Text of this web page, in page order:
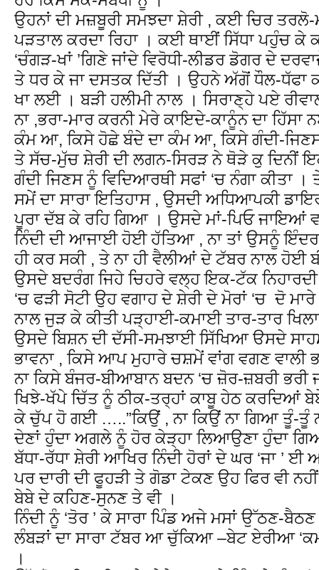
ਉਹਨਾਂ ਦੀ ਮਜ਼ਬੂਰੀ ਸਮਝਦਾ ਸ਼ੇਰੀ , ਕਈ ਚਿਰ
ਪੜਤਾਲ ਕਰਦਾ ਰਿਹਾ । ਕਈ ਥਾਈਂ ਸਿੱਧਾ ਪਹੁੰਚ
‘ਚੰਗੜ-ਖਾਂ ’ਗਿਣੇ ਜਾਂਦੇ ਵਿਰੋਧੀ-ਲੀਡਰ ਡੋਗਰ ਦੇ
ਤੇ ਧਰ ਕੇ ਜਾ ਦਸਤਕ ਦਿੱਤੀ । ਉਹਨੇ ਅੱਗੋਂ ਧੌਲ-ਧੱਫਾ
ਖਾ ਲਈ । ਬੜੀ ਹਲੀਮੀ ਨਾਲ । ਸਿਰਾਣ੍ਹੇ ਪਏ
ਨਾ ,ਭਰਾ-ਮਾਰ ਕਰਨੀ ਮੇਰੇ ਕਾਇਦੇ-ਕਾਨੂੰਨ ਦਾ
ਕੰਮ ਆ, ਕਿਸੇ ਹੋਛੇ ਬੰਦੇ ਦਾ ਕੰਮ ਆ, ਕਿਸੇ ਗੰਦੀ-
ਤੇ ਸੱਚ-ਮੁੱਚ ਸ਼ੇਰੀ ਦੀ ਲਗਨ-ਸਿਰੜ ਨੇ ਥੋੜੇ ਕੁ ਦਿਨੀਂ
ਗੰਦੀ ਜਿਣਸ ਨੂੰ ਵਿਦਿਆਰਥੀ ਸਫਾਂ ‘ਚ ਨੰਗਾ ਕੀਤਾ
ਸਮੇਂ ਦਾ ਸਾਰਾ ਇਤਿਹਾਸ , ਉਸਦੀ ਅਧਿਆਪਕੀ
ਪੂਰਾ ਦੱਬ ਕੇ ਰਹਿ ਗਿਆ । ਉਸਦੇ ਮਾਂ-ਪਿਓ ਜਾਇਆਂ
ਨਿੰਦੀ ਦੀ ਆਜਾਈ ਹੋਈ ਹੱਤਿਆ , ਨਾ ਤਾਂ ਉਸਨੂੰ
ਹੀ ਕਰ ਸਕੀ , ਤੇ ਨਾ ਹੀ ਵੈਲੀਆਂ ਦੇ ਟੱਬਰ ਨਾਲ ਹੋਈ
ਉਸਦੇ ਬਦਰੰਗ ਜਿਹੇ ਚਿਹਰੇ ਵਲ੍ਹ ਇਕ-ਟੱਕ
‘ਚ ਫੜੀ ਸੋਟੀ ਉਹ ਵਗਾਹ ਦੇ ਸ਼ੇਰੀ ਦੇ ਮੋਰਾਂ ‘ਚ ਦੋ
ਨਾਲ ਜੁੜ ਕੇ ਕੀਤੀ ਪੜ੍ਹਾਈ-ਕਮਾਈ ਤਾਰ-ਤਾਰ
ਉਸਦੇ ਬਿਸ਼ਨ ਦੀ ਦੱਸੀ-ਸਮਝਾਈ ਸਿੱਖਿਆ ੳਸਦੇ
ਭਾਵਨਾ , ਕਿਸੇ ਆਪ ਮੁਹਾਰੇ ਚਸ਼ਮੇਂ ਵਾਂਗ ਵਗਣ ਵਾਲੀ
ਨਾ ਕਿਸੇ ਬੰਜਰ-ਬੀਆਬਾਨ ਬਦਨ ‘ਚ ਜ਼ੋਰ-ਜ਼ਬਰੀ
ਖਿਝੇ-ਖੱਪੇ ਚਿੱਤ ਨੂੰ ਠੀਕ-ਤਰ੍ਹਾਂ ਕਾਬੂ ਹੇਠ ਕਰਦਿਆਂ
ਕੇ ਚੁੱਪ ਹੋ ਗਈ …..”ਕਿਉਂ , ਨਾ ਕਿਉਂ ਨਾ ਗਿਆ ਤੂੰ-ਤੂੰ
ਦੇਣਾਂ ਹੁੰਦਾ ਅਗਲੇ ਨੂੰ ਹੋਰ ਕੇੜ੍ਹਾ ਲਿਆਉਣਾ ਹੁੰਦਾ
ਬੱਧਾ-ਰੱਧਾ ਸ਼ੇਰੀ ਆਖਿਰ ਨਿੰਦੀ ਹੋਰਾਂ ਦੇ ਘਰ ‘ਜਾ ’
ਪਰ ਦਾਰੀ ਦੀ ਫੂਹੜੀ ਤੇ ਗੋਡਾ ਟੇਕਣ ਉਹ ਫਿਰ ਵੀ
ਬੇਬੇ ਦੇ ਕਹਿਣ-ਸੁਨਣ ਤੇ ਵੀ ।
ਨਿੰਦੀ ਨੂੰ ‘ਤੋਰ ’ ਕੇ ਸਾਰਾ ਪਿੰਡ ਅਜੇ ਮਸਾਂ ਉੱਠਣ-ਬੈਠਣ
ਲੰਬੜਾਂ ਦਾ ਸਾਰਾ ਟੱਬਰ ਆ ਚੁੱਕਿਆ –ਬੇਟ ਏਰੀਆ
।